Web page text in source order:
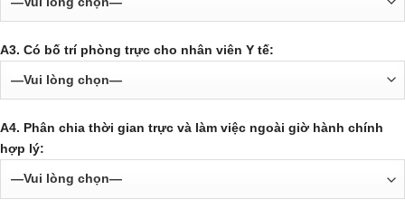
A3. Có bố trí phòng trực cho nhân viên Y tế:
A4. Phân chia thời gian trực và làm việc ngoài giờ hành chính
hợp lý: